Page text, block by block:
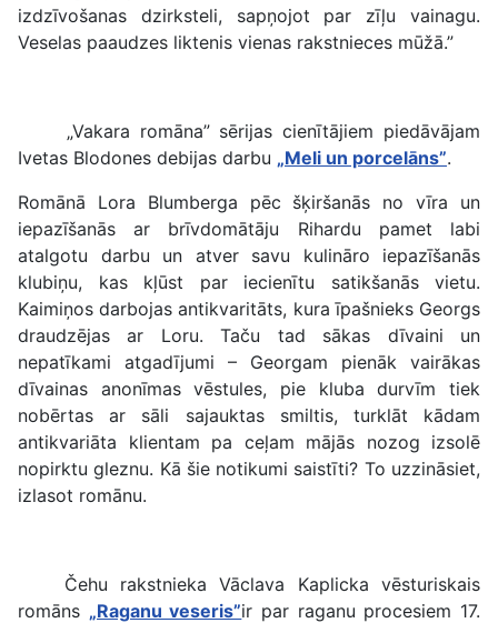
izdzīvošanas dzirksteli, sapņojot par zīļu vainagu.
Veselas paaudzes liktenis vienas rakstnieces mūžā.”
„Vakara romāna” sērijas cienītājiem piedāvājam
Ivetas Blodones debijas darbu „Meli un porcelāns”.
Romānā Lora Blumberga pēc šķiršanās no vīra un
iepazīšanās ar brīvdomātāju Rihardu pamet labi
atalgotu darbu un atver savu kulināro iepazīšanās
klubiņu, kas kļūst par iecienītu satikšanās vietu.
Kaimiņos darbojas antikvaritāts, kura īpašnieks Georgs
draudzējas ar Loru. Taču tad sākas dīvaini un
nepatīkami atgadījumi – Georgam pienāk vairākas
dīvainas anonīmas vēstules, pie kluba durvīm tiek
nobērtas ar sāli sajauktas smiltis, turklāt kādam
antikvariāta klientam pa ceļam mājās nozog izsolē
nopirktu gleznu. Kā šie notikumi saistīti? To uzzināsiet,
izlasot romānu.
Čehu rakstnieka Vāclava Kaplicka vēsturiskais
romāns „Raganu veseris”ir par raganu procesiem 17.